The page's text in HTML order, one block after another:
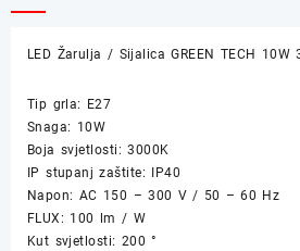
3000K
količina
LED Žarulja / Sijalica GREEN TECH 10W
Tip grla: E27
Snaga: 10W
Boja svjetlosti: 3000K
IP stupanj zaštite: IP40
Napon: AC 150 – 300 V / 50 – 60 Hz
FLUX: 100 lm / W
Kut svjetlosti: 200 °